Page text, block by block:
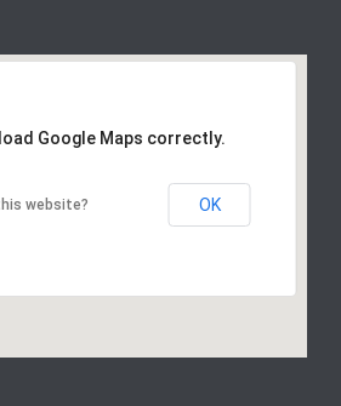
Google Maps correctly.
website? OK